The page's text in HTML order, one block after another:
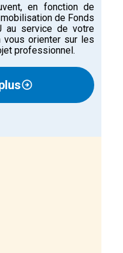
en fonction de
de Fonds
au service de votre
vous orienter sur les
professionnel.